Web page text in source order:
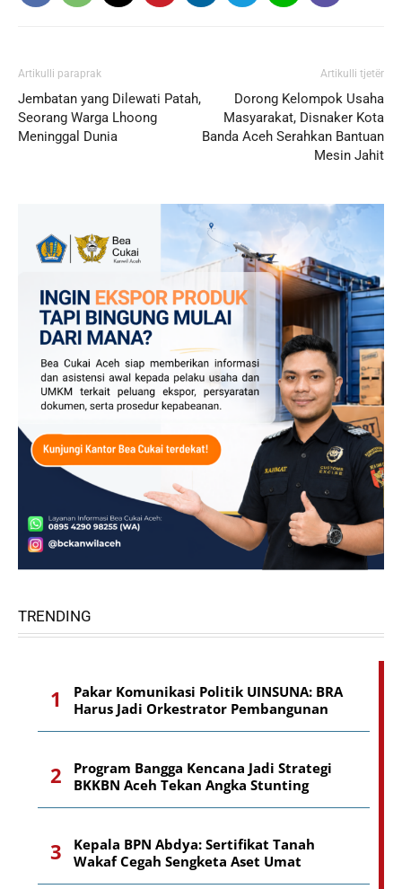
Artikulli paraprak
Jembatan yang Dilewati Patah,
Seorang Warga Lhoong
Meninggal Dunia
Artikulli tjetër
Dorong Kelompok Usaha
Masyarakat, Disnaker Kota
Banda Aceh Serahkan Bantuan
Mesin Jahit
TRENDING
Pakar Komunikasi Politik UINSUNA: BRA
Harus Jadi Orkestrator Pembangunan
Program Bangga Kencana Jadi Strategi
BKKBN Aceh Tekan Angka Stunting
Kepala BPN Abdya: Sertifikat Tanah
Wakaf Cegah Sengketa Aset Umat